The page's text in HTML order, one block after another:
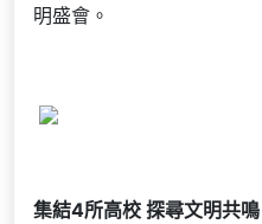
明盛會。
集結4所高校 探尋文明共鳴